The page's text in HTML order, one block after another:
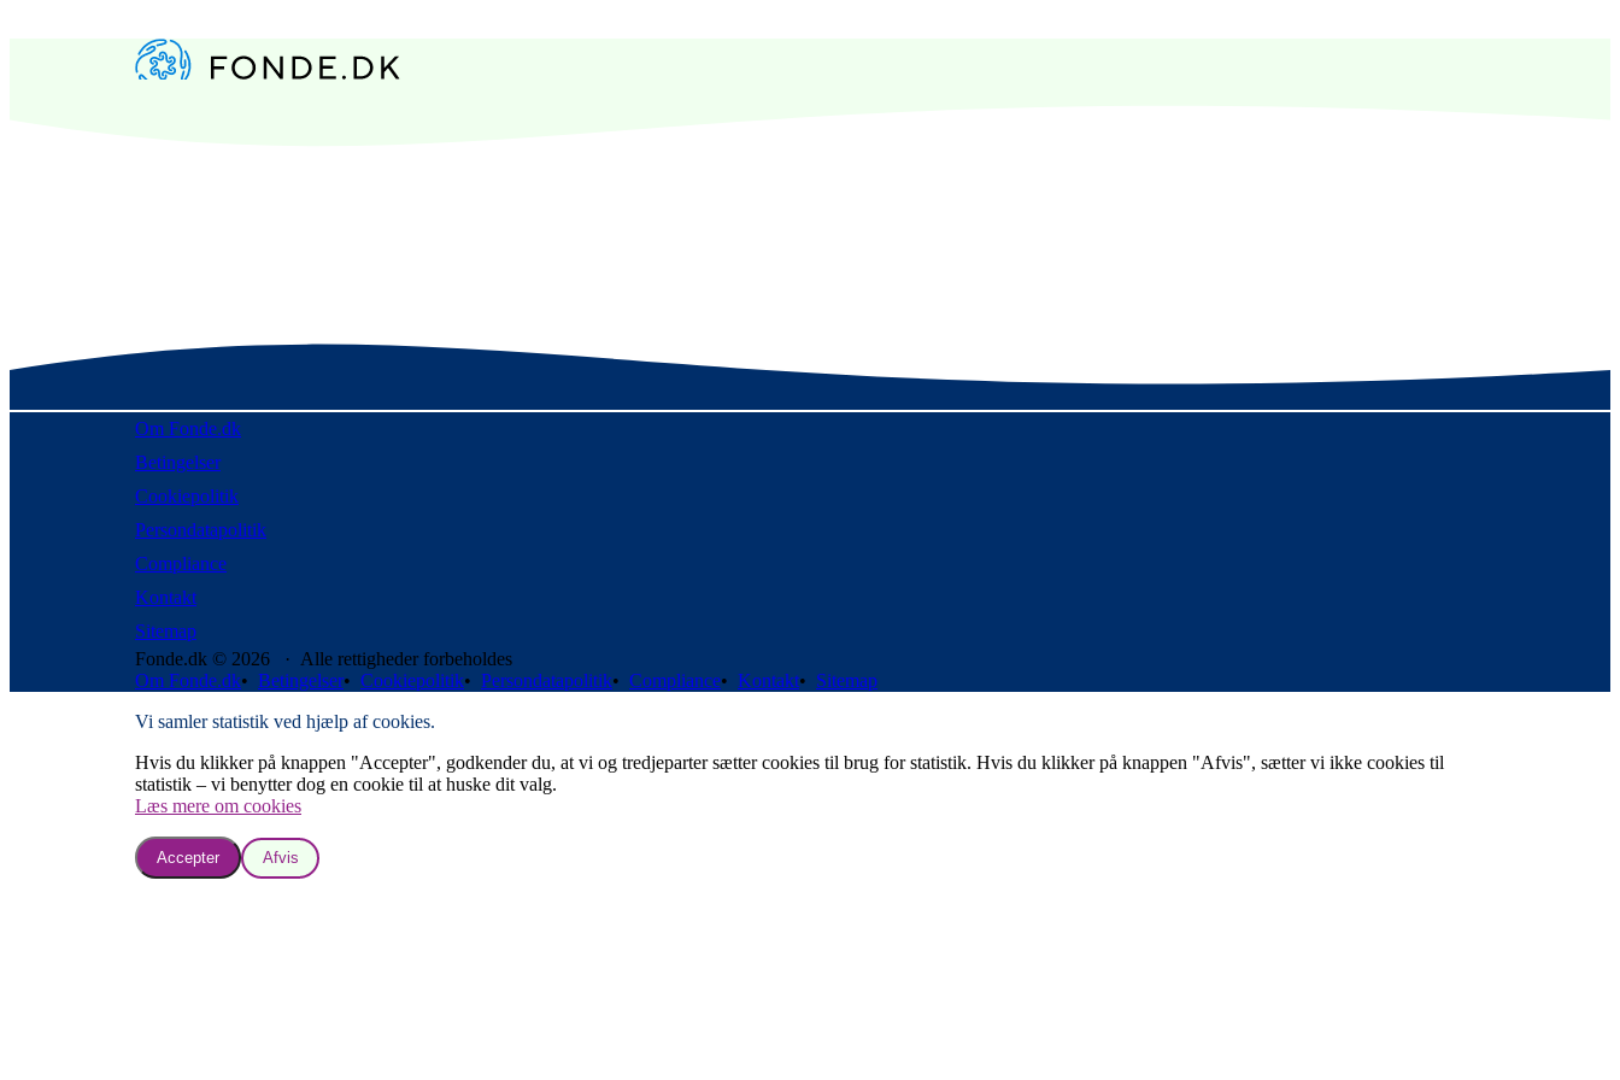
Om Fonde.dk
Betingelser
Cookiepolitik
Persondatapolitik
Compliance
Kontakt
Sitemap
Fonde.dk © 2026 · Alle rettigheder forbeholdes
Om Fonde.dk• Betingelser• Cookiepolitik• Persondatapolitik• Compliance• Kontakt• Sitemap
Vi samler statistik ved hjælp af cookies.
Hvis du klikker på knappen "Accepter", godkender du, at vi og tredjeparter sætter cookies til brug for statistik. Hvis du klikker på knappen "Afvis", sætter vi ikke cookies til
statistik – vi benytter dog en cookie til at huske dit valg.
Læs mere om cookies
Accepter Afvis